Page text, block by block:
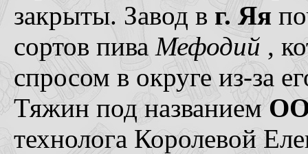
закрыты. Завод в г. Яя
сортов пива Мефодий ,
спросом в округе из-за
Тяжин под названием
технолога Королевой